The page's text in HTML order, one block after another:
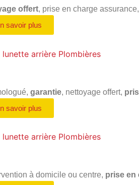
offert, prise en charge
savoir plus
garantie, nettoyage offert,
savoir plus
à domicile ou centre, prise en